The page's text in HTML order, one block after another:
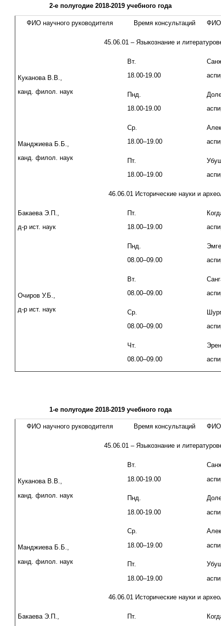
2-е полугодие 2018-2019 учебного года
ФИО научного руководителя Время консультаций ФИО
45.06.01 – Языкознание и
Куканова В.В.,
канд. филол. наук
Вт.
18.00-19.00
Пнд.
18.00-19.00
Манджиева Б.Б.,
канд. филол. наук
Ср.
18.00–19.00
Пт.
18.00–19.00
46.06.01 Исторические науки и
Бакаева Э.П.,
д-р ист. наук
Пт.
18.00–19.00
Очиров У.Б.,
д-р ист. наук
Пнд.
08.00–09.00
Вт.
08.00–09.00
Ср.
08.00–09.00
Чт.
08.00–09.00
1-е полугодие 2018-2019 учебного года
ФИО научного руководителя Время консультаций ФИО
45.06.01 – Языкознание и
Куканова В.В.,
канд. филол. наук
Вт.
18.00-19.00
Пнд.
18.00-19.00
Манджиева Б.Б.,
канд. филол. наук
Ср.
18.00–19.00
Пт.
18.00–19.00
46.06.01 Исторические науки и
Бакаева Э.П.,
Пт.